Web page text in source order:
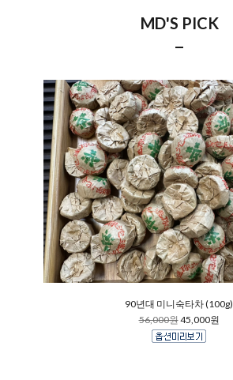
MD'S PICK
90년대 미니숙타차 (100g)
56,000원45,000원